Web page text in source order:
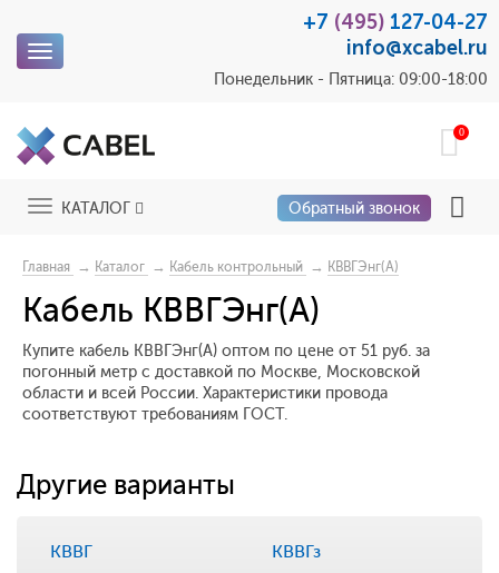
Toggle
+7 (495) 127-04-27
info@xcabel.ru
Понедельник - Пятница: 09:00-18:00
0
ToggleКАТАЛОГ Обратный звонок
Главная → Каталог → Кабель контрольный → КВВГЭнг(А)
Кабель КВВГЭнг(А)
Купите кабель КВВГЭнг(А) оптом по цене от 51 руб. за
погонный метр с доставкой по Москве, Московской
области и всей России. Характеристики провода
соответствуют требованиям ГОСТ.
Другие варианты
КВВГ
КВВГз